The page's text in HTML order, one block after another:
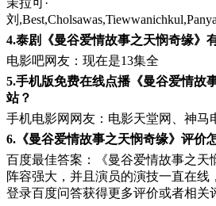
茉拉可·
刘
4.泰剧《曼谷爱情故事之天悯奇缘》
电影吧网友：现在是13集全
5.手机版免费在线点播《曼谷爱情故
站？
手机电影网网友：电影天堂网、神马
6.《曼谷爱情故事之天悯奇缘》评价
百度最佳答案：《曼谷爱情故事之天
阵容强大，并且演员的演技一直在线
登录百度问答获得更多评价或者相关